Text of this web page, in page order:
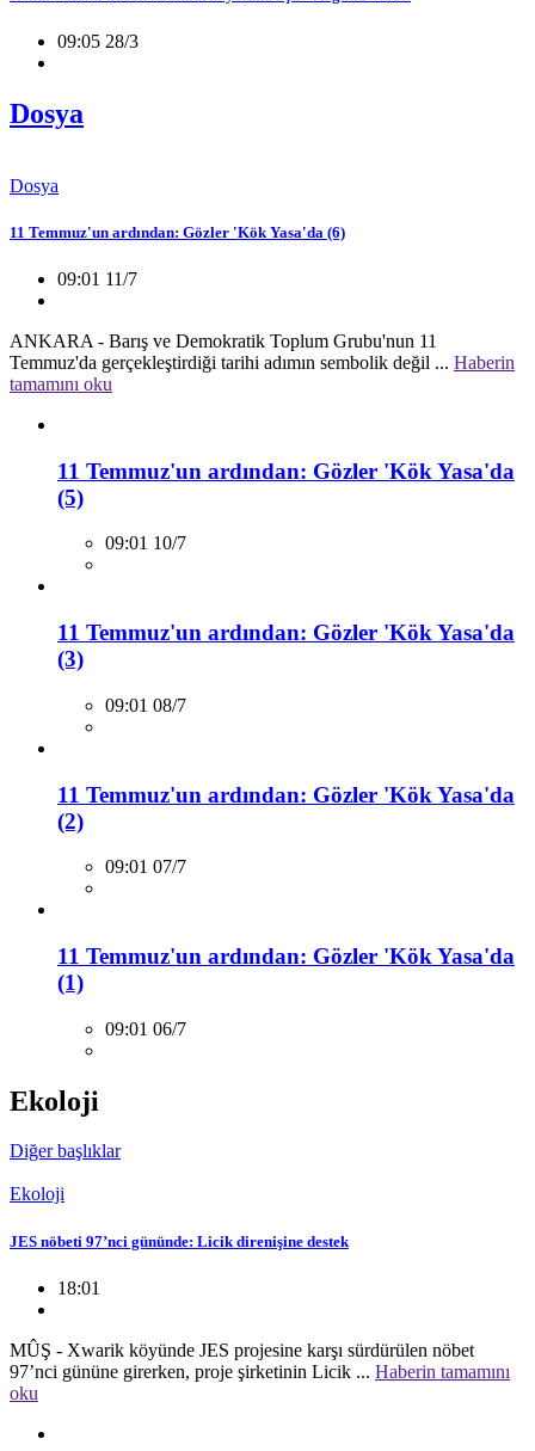
09:05 28/3
Dosya
Dosya
11 Temmuz'un ardından: Gözler 'Kök Yasa'da (6)
09:01 11/7
ANKARA - Barış ve Demokratik Toplum Grubu'nun 11
Temmuz'da gerçekleştirdiği tarihi adımın sembolik değil ... Haberin
tamamını oku
11 Temmuz'un ardından: Gözler 'Kök Yasa'da
(5)
09:01 10/7
11 Temmuz'un ardından: Gözler 'Kök Yasa'da
(3)
09:01 08/7
11 Temmuz'un ardından: Gözler 'Kök Yasa'da
(2)
09:01 07/7
11 Temmuz'un ardından: Gözler 'Kök Yasa'da
(1)
09:01 06/7
Ekoloji
Diğer başlıklar
Ekoloji
JES nöbeti 97’nci gününde: Licik direnişine destek
18:01
MÛŞ - Xwarik köyünde JES projesine karşı sürdürülen nöbet
97’nci gününe girerken, proje şirketinin Licik ... Haberin tamamını
oku